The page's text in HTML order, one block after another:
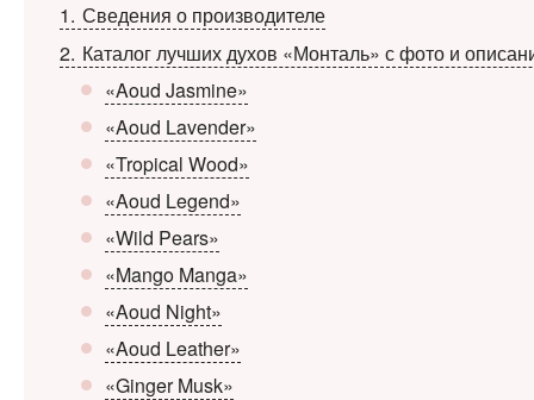
1 Сведения о производителе
2 Каталог лучших духов «Монталь» с фото и
«Aoud Jasmine»
«Aoud Lavender»
«Tropical Wood»
«Aoud Legend»
«Wild Pears»
«Mango Manga»
«Aoud Night»
«Aoud Leather»
«Ginger Musk»